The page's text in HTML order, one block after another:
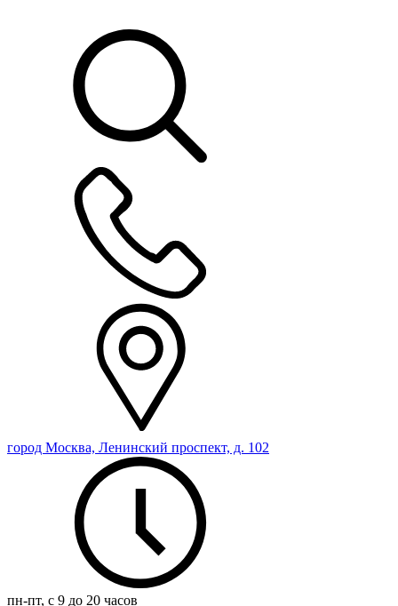
город Москва, Ленинский проспект, д. 102
пн-пт, с 9 до 20 часов